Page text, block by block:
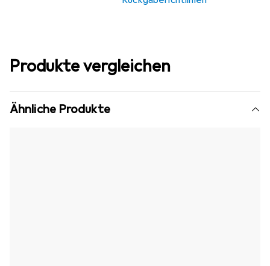
Produkte vergleichen
Ähnliche Produkte